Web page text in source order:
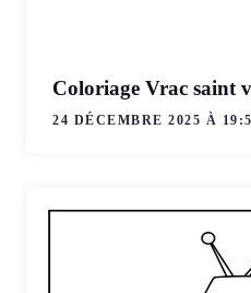
Coloriage Vrac saint
24 DÉCEMBRE 2025 À